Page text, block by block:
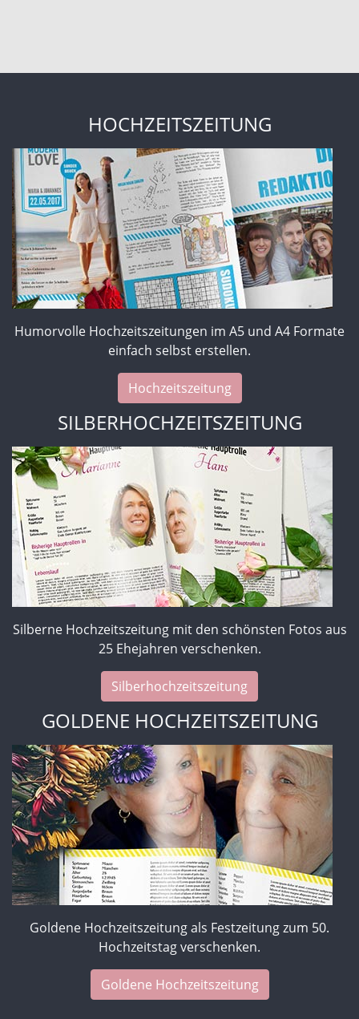
HOCHZEITSZEITUNG
Humorvolle Hochzeitszeitungen im A5 und A4 Formate
einfach selbst erstellen.
Hochzeitszeitung
SILBERHOCHZEITSZEITUNG
Silberne Hochzeitszeitung mit den schönsten Fotos aus
25 Ehejahren verschenken.
Silberhochzeitszeitung
GOLDENE HOCHZEITSZEITUNG
Goldene Hochzeitszeitung als Festzeitung zum 50.
Hochzeitstag verschenken.
Goldene Hochzeitszeitung